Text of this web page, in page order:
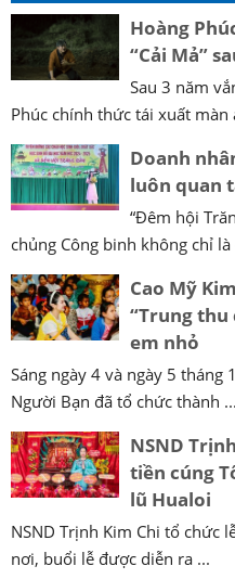
Hoàng
“Cải Mả”
Sau 3 năm
Phúc chính thức tái xuất màn
Doanh
luôn quan
“Đêm hội
chủng Công binh không chỉ
Cao Mỹ
“Trung thu
em nhỏ
Sáng ngày 4 và ngày 5
Người Bạn đã tổ chức thành ...
NSND
tiền cúng
lũ Hualoi
NSND Trịnh Kim Chi tổ chức
nơi, buổi lễ được diễn ra ...